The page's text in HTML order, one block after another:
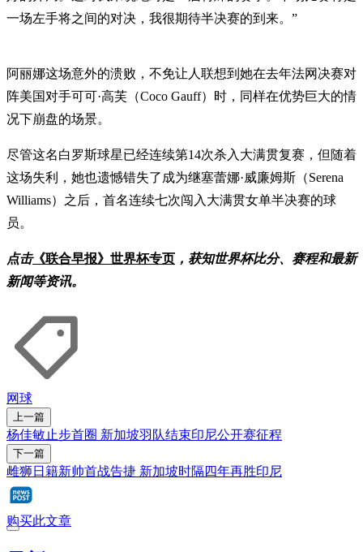
一场左手将之间的对决，我很期待半决赛的到来。”
阿丽娜这场意外的溃败，不免让人联想到她在去年法网决赛对
阵美国对手可可·高芙（Coco Gauff）时，同样在优势巨大的情
况下崩盘的场景。
尽管这名白罗斯球星已经连续第14次杀入大满贯复赛，但随着
这场失利，她也遗憾错失了成为继塞蕾娜·威廉姆斯（Serena
Williams）之后，首名连续七次闯入大满贯女单半决赛的球
员。
点击《联合早报》世界杯专页 ，获知世界杯比分、赛程和最新
新闻等资讯。
网球
上一篇
杨佳敏止步首圈 新加坡羽队结束印尼公开赛征程
下一篇
雌狮日籍新帅首战告捷 新加坡时隔四年再胜印尼
购买此文章